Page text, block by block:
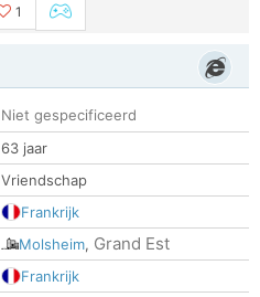
1
Niet gespecificeerd
63 jaar
Vriendschap
Frankrijk
Molsheim, Grand Est
Frankrijk